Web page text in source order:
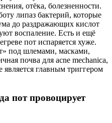
отёка, болезненности.
липаз бактерий, которые
до раздражающих кислот
воспаление. Есть и ещё
пот испаряется хуже.
под шлемами, масками,
почва для acne mechanica,
является главным триггером
пот провоцирует